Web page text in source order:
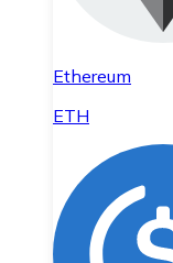
Ethereum
ETH